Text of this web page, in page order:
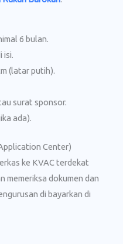
6 bulan.
isi.
(latar putih).
surat sponsor.
ada).
Center)
ke KVAC terdekat
memeriksa dokumen dan
di bayarkan di